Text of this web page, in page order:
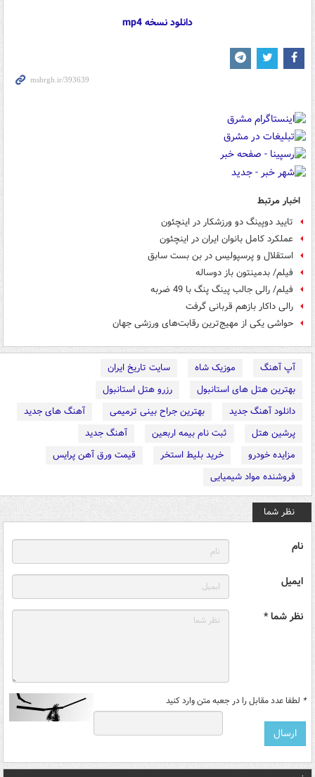
دانلود نسخه mp4
اخبار مرتبط
تایید دوپینگ دو ورزشکار در اینچئون
عملکرد کامل بانوان ایران در اینچئون
استقلال و پرسپولیس در بن بست سابق
فیلم/ بدمینتون باز دوساله
فیلم/ رالی جالب پینگ پنگ با 49 ضربه
رالی داکار بازهم قربانی گرفت
حواشی یکی از مهیج‌ترین رقابت‌های ورزشی جهان
آپ آهنگ موزیک شاه
سایت تاریخ ایران
بهترین هتل های استانبول
رزرو هتل استانبول
دانلود آهنگ جدید
بهترین جراح بینی ترمیمی
آهنگ های جدید
پرشین هتل
ثبت نام بیمه اربعین
آهنگ جدید
مزایده خودرو
خرید بلیط استخر
قیمت ورق آهن پرایس
فروشنده مواد شیمیایی
نظر شما
نام
ایمیل
نظر شما *
* لطفا عدد مقابل را در جعبه متن وارد کنید